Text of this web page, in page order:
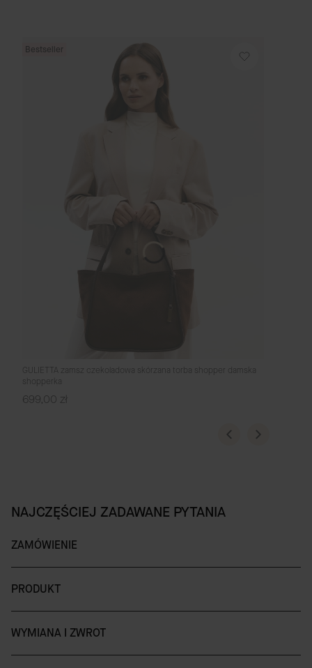
Bestseller
GULIETTA zamsz czekoladowa skórzana torba shopper damska
shopperka
Cena
699,00 zł
NAJCZĘŚCIEJ ZADAWANE PYTANIA
ZAMÓWIENIE
PRODUKT
WYMIANA I ZWROT